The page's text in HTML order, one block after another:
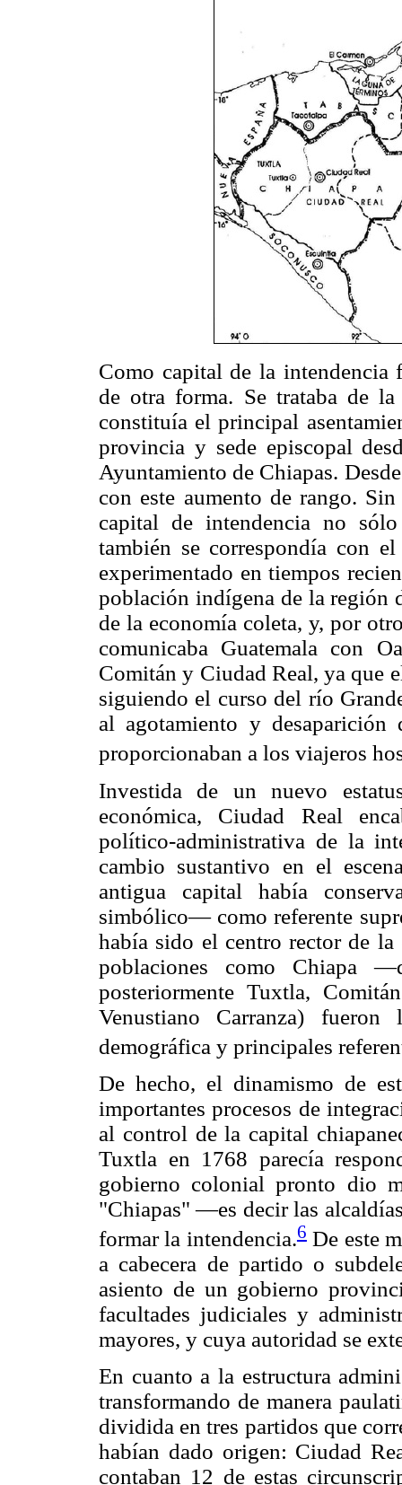
Como capital de la intendencia
de otra forma. Se trataba de
constituía el principal
provincia y sede episcopal
Ayuntamiento de Chiapas.
con este aumento de rango.
capital de intendencia no
también se correspondía con
experimentado en tiempos
población indígena de la región
de la economía coleta, y, por
comunicaba Guatemala con
Comitán y Ciudad Real, ya que
siguiendo el curso del río
al agotamiento y desaparición
proporcionaban a los viajeros
Investida de un nuevo
económica, Ciudad Real
político-administrativa de la
cambio sustantivo en el
antigua capital había
simbólico— como referente
había sido el centro rector de la
poblaciones como
posteriormente Tuxtla,
Venustiano Carranza)
demográfica y principales
De hecho, el dinamismo de
importantes procesos de
al control de la capital
Tuxtla en 1768 parecía
gobierno colonial pronto dio
"Chiapas" —es decir las
formar la intendencia.6De este
a cabecera de partido o
asiento de un gobierno
facultades judiciales y
mayores, y cuya autoridad se
En cuanto a la estructura
transformando de manera
dividida en tres partidos que
habían dado origen: Ciudad
contaban 12 de estas